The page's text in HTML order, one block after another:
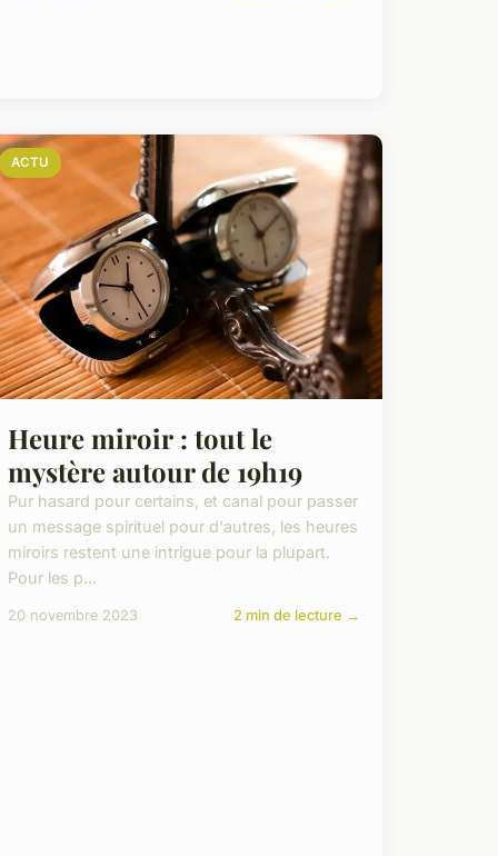
ACTU
Heure miroir : tout le
mystère autour de 19h19
Pur hasard pour certains, et canal pour passer
un message spirituel pour d'autres, les heures
miroirs restent une intrigue pour la plupart.
Pour les p...
20 novembre 2023 2 min de lecture →